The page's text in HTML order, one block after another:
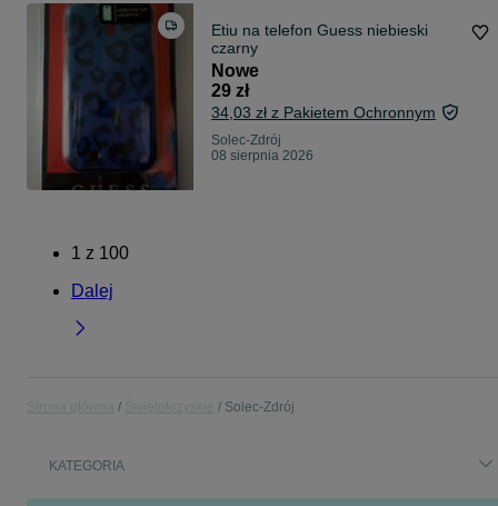
Etiu na telefon Guess niebieski
czarny
Nowe
29 zł
34,03 zł z Pakietem Ochronnym
Solec-Zdrój
08 sierpnia 2026
1 z 100
Dalej
Solec-Zdrój
KATEGORIA